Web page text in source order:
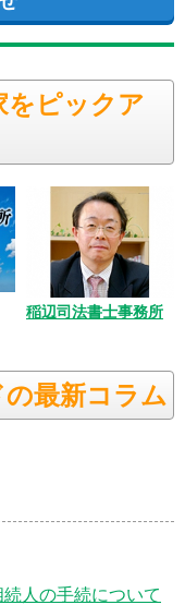
をピックア
稲辺司法書士事務所
最新コラム
人の手続について